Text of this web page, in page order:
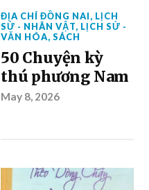
ĐỊA CHÍ ĐỒNG NAI, LỊCH
SỬ - NHÂN VẬT, LỊCH SỬ -
VĂN HÓA,SÁCH
50 Chuyện kỳ
thú phương Nam
May 8, 2026